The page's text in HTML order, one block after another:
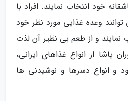
خود انتخاب نمایند. افراد با
وعده غذایی مورد نظر خود
نمایند و از طعم بی نظیر آن لذت
پاشا از انواع غذاهای ایرانی،
و انواع دسرها و نوشیدنی ها